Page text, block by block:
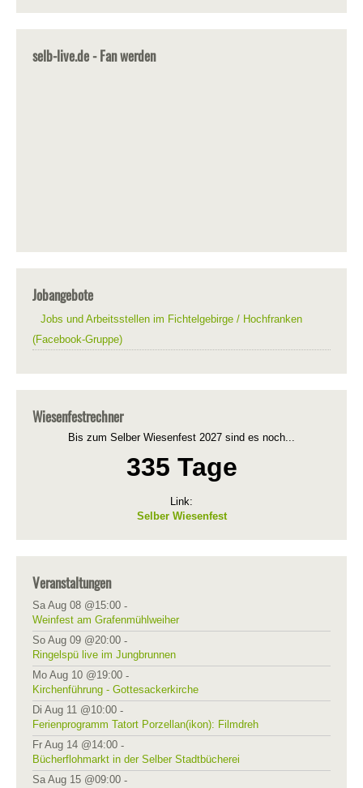
selb-live.de - Fan werden
Jobangebote
Jobs und Arbeitsstellen im Fichtelgebirge / Hochfranken
(Facebook-Gruppe)
Wiesenfestrechner
Bis zum Selber Wiesenfest 2027 sind es noch...
335 Tage
Link:
Selber Wiesenfest
Veranstaltungen
Sa Aug 08 @15:00 -
Weinfest am Grafenmühlweiher
So Aug 09 @20:00 -
Ringelspü live im Jungbrunnen
Mo Aug 10 @19:00 -
Kirchenführung - Gottesackerkirche
Di Aug 11 @10:00 -
Ferienprogramm Tatort Porzellan(ikon): Filmdreh
Fr Aug 14 @14:00 -
Bücherflohmarkt in der Selber Stadtbücherei
Sa Aug 15 @09:00 -